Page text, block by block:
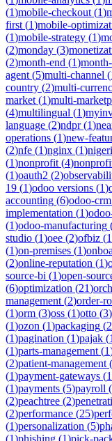
(1)mobile-checkout (1)
first (1)mobile-
(1)mobile-strategy (1)
(2)monday (3)
(2)month-end (1)
agent (5)multi-channel (
country (2)multi-
market (1)multi-
(4)multilingual (1)
language (2)ndpr(1)
operations (1)new-
(2)nfe (1)nginx (1)
(1)nonprofit (4)
(1)oauth2 (2)
19 (1)odoo versions (1)
accounting (6)odoo-crm
implementation (1)
(1)odoo-manufacturing
studio (1)oee (2)ofbiz (1
(1)on-premises (1)
(2)online-reputation (1)
source-bi (1)open-
(6)optimization (21)
management (2)order-
(1)orm (3)oss (1)otto (3)
(1)ozon (1)packaging (2
(1)pagination (1)pajak (1
(1)parts-management (1
(2)patient-management (
(1)payment-gateways (1
(1)payments (5)payroll (
(2)peachtree (2)
(2)performance (25)
(1)personalization (5)
(1)phishing (1)pick-